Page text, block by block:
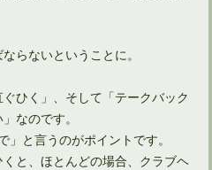
離減の原因というのは間違い
らないということに。
ひく」、そして「テークバック
なのです。
」と言うのがポイントです。
と、ほとんどの場合、クラブヘ